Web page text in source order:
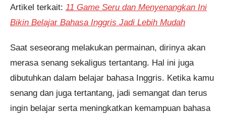
Artikel terkait: 11 Game Seru dan Menyenangkan Ini
Bikin Belajar Bahasa Inggris Jadi Lebih Mudah
Saat seseorang melakukan permainan, dirinya akan
merasa senang sekaligus tertantang. Hal ini juga
dibutuhkan dalam belajar bahasa Inggris. Ketika kamu
senang dan juga tertantang, jadi semangat dan terus
ingin belajar serta meningkatkan kemampuan bahasa